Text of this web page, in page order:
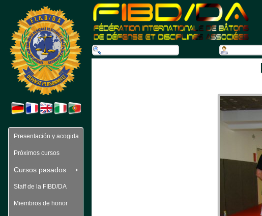
Presentación y acogida
Próximos cursos
Cursos pasados
Staff de la FIBD/DA
Miembros de honor